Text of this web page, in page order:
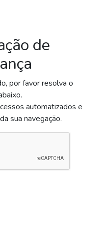
de
por favor resolva o
automatizados e
sua navegação.